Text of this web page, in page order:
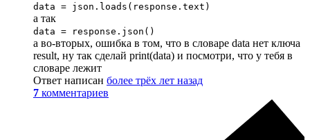
data = json.loads(response.text)
а так
data = response.json()
а во-вторых, ошибка в том, что в словаре data нет ключа
result, ну так сделай print(data) и посмотри, что у тебя в
словаре лежит
Ответ написан более трёх лет назад
7 комментариев